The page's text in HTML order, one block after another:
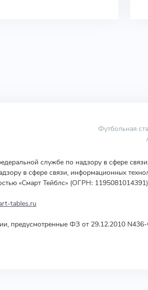
Футбольная
службе по надзору в сфере
в сфере связи, информационных
«Смарт Тейблс» (ОГРН: 1195081014391)
tables.ru
предусмотренные ФЗ от 29.12.2010